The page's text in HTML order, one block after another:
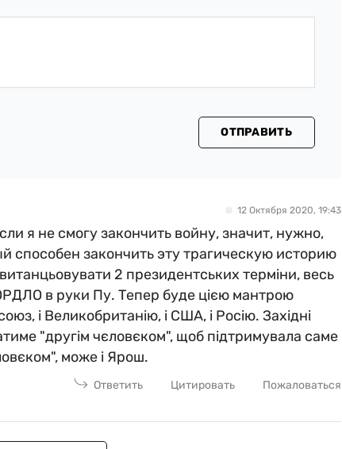
ОТПРАВИТЬ
12 Октября 2020, 19:43
я не смогу закончить войну, значит, нужно,
способен закончить эту трагическую историю
2 президентських терміни, весь
в руки Пу. Тепер буде цією мантрою
і Великобританію, і США, і Росію. Західні
"другім чєловєком", щоб підтримувала саме
може і Ярош.
Ответить Цитировать Пожаловаться